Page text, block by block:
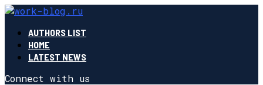
AUTHORS LIST
HOME
LATEST NEWS
Connect with us